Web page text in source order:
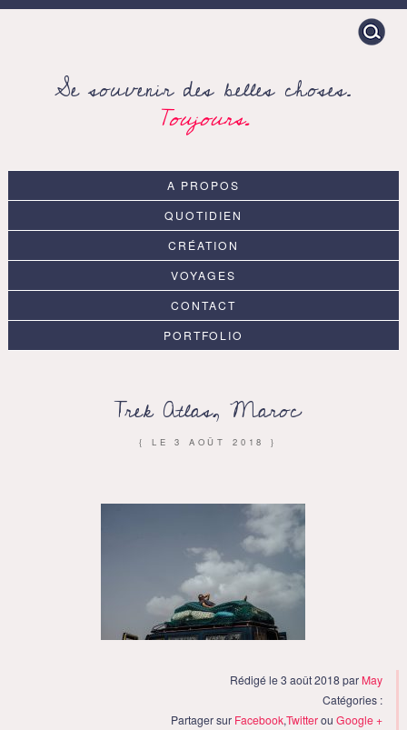
Search
for:
Se souvenir des belles choses.
Toujours.
A PROPOS
QUOTIDIEN
CRÉATION
VOYAGES
CONTACT
PORTFOLIO
Trek Atlas, Maroc
{ LE3 AOÛT 2018 }
Rédigé le 3 août 2018 par May
Catégories :
Partager sur Facebook,TwitterouGoogle +